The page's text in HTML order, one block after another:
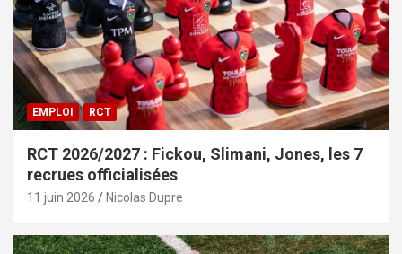
EMPLOI RCT
RCT 2026/2027 : Fickou, Slimani, Jones, les 7
recrues officialisées
11 juin 2026 Nicolas Dupre